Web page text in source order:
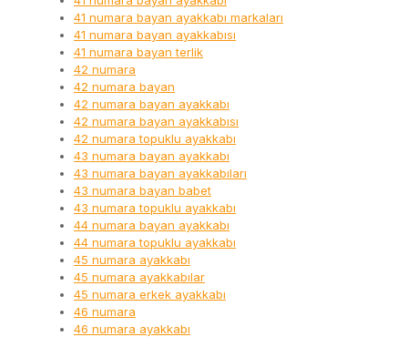
41 numara bayan ayakkabı markaları
41 numara bayan ayakkabısı
41 numara bayan terlik
42 numara
42 numara bayan
42 numara bayan ayakkabı
42 numara bayan ayakkabısı
42 numara topuklu ayakkabı
43 numara bayan ayakkabı
43 numara bayan ayakkabıları
43 numara bayan babet
43 numara topuklu ayakkabı
44 numara bayan ayakkabı
44 numara topuklu ayakkabı
45 numara ayakkabı
45 numara ayakkabılar
45 numara erkek ayakkabı
46 numara
46 numara ayakkabı